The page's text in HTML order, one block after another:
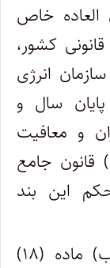
العاده خاص
کشور،
انرژی
سال و
و معافیت
مالیاتی موضوع مواد (۳۷) و (۵۶) قانون جامع
این بند